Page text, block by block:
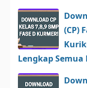
(CP)
Lengkap